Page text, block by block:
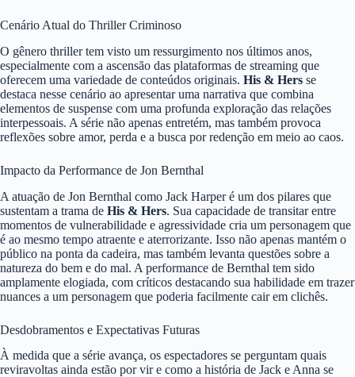
Cenário Atual do Thriller Criminoso
O gênero thriller tem visto um ressurgimento nos últimos anos,
especialmente com a ascensão das plataformas de streaming que
oferecem uma variedade de conteúdos originais. His & Hers se
destaca nesse cenário ao apresentar uma narrativa que combina
elementos de suspense com uma profunda exploração das relações
interpessoais. A série não apenas entretém, mas também provoca
reflexões sobre amor, perda e a busca por redenção em meio ao caos.
Impacto da Performance de Jon Bernthal
A atuação de Jon Bernthal como Jack Harper é um dos pilares que
sustentam a trama de His & Hers. Sua capacidade de transitar entre
momentos de vulnerabilidade e agressividade cria um personagem que
é ao mesmo tempo atraente e aterrorizante. Isso não apenas mantém o
público na ponta da cadeira, mas também levanta questões sobre a
natureza do bem e do mal. A performance de Bernthal tem sido
amplamente elogiada, com críticos destacando sua habilidade em trazer
nuances a um personagem que poderia facilmente cair em clichês.
Desdobramentos e Expectativas Futuras
À medida que a série avança, os espectadores se perguntam quais
reviravoltas ainda estão por vir e como a história de Jack e Anna se